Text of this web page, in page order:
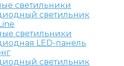
светильники
светильники